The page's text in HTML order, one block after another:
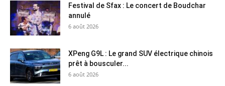
Festival de Sfax : Le concert de Boudchar
annulé
6 août 2026
XPeng G9L : Le grand SUV électrique chinois
prêt à bousculer...
6 août 2026